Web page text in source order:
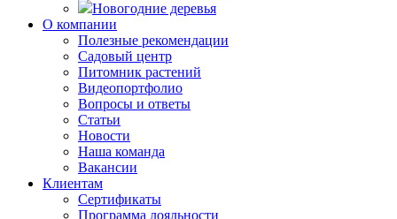
Новогодние деревья
О компании
Полезные рекомендации
Садовый центр
Питомник растений
Видеопортфолио
Вопросы и ответы
Статьи
Новости
Наша команда
Вакансии
Клиентам
Сертификаты
Программа лояльности